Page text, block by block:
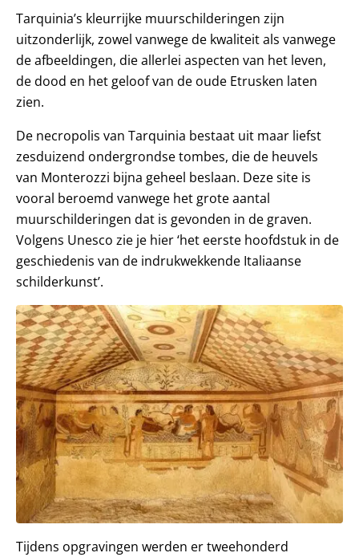
Tarquinia’s kleurrijke muurschilderingen zijn
uitzonderlijk, zowel vanwege de kwaliteit als vanwege
de afbeeldingen, die allerlei aspecten van het leven,
de dood en het geloof van de oude Etrusken laten
zien.
De necropolis van Tarquinia bestaat uit maar liefst
zesduizend ondergrondse tombes, die de heuvels
van Monterozzi bijna geheel beslaan. Deze site is
vooral beroemd vanwege het grote aantal
muurschilderingen dat is gevonden in de graven.
Volgens Unesco zie je hier ‘het eerste hoofdstuk in de
geschiedenis van de indrukwekkende Italiaanse
schilderkunst’.
Tijdens opgravingen werden er tweehonderd